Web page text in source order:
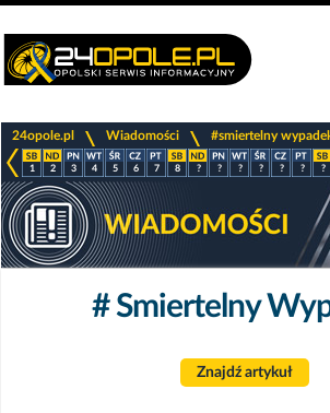
24opole.pl Wiadomości #smiertelny
1 2 3 4 5 6 7 8 ? ? ? ? ? ? ?
# Smiertelny
Znajdź artykuł